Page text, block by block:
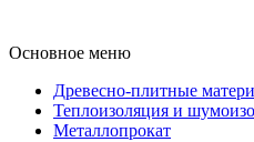
Основное меню
Древесно-плитные
Теплоизоляция и
Металлопрокат